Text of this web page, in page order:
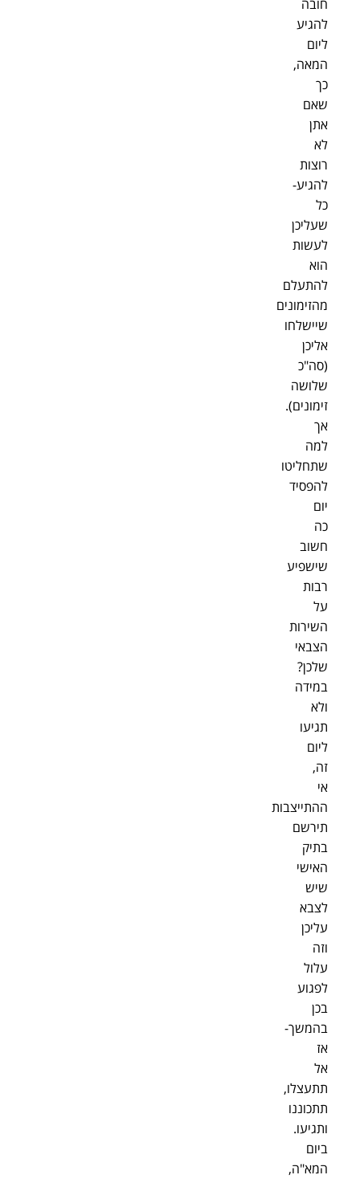
חובה
להגיע
ליום
המאה,
כך
שאם
אתן
לא
רוצות
להגיע-
כל
שעליכן
לעשות
הוא
להתעלם
מהזימונים
שיישלחו
אליכן
(סה"כ
שלושה
זימונים).
אך
למה
שתחליטו
להפסיד
יום
כה
חשוב
שישפיע
רבות
על
השירות
הצבאי
שלכן?
במידה
ולא
תגיעו
ליום
זה,
אי
ההתייצבות
תירשם
בתיק
האישי
שיש
לצבא
עליכן
וזה
עלול
לפגוע
בכן
בהמשך-
אז
אל
תתעצלו,
תתכוננו
ותגיעו.
ביום
המא"ה,